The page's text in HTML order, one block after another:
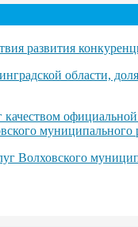
развития
области,
качеством
муниципального
Волховского